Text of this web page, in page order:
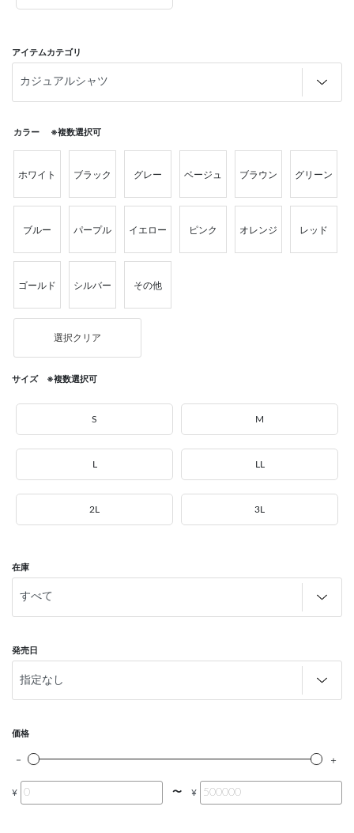
アイテムカテゴリ
カラー ※複数選択可
ホワイト ブラック グレー ベージュ ブラウン グリーン
ブルー パープル イエロー ピンク オレンジ レッド
ゴールド シルバー その他
選択クリア
サイズ ※複数選択可
S M
L LL
2L 3L
在庫
発売日
価格
¥ 〜 ¥